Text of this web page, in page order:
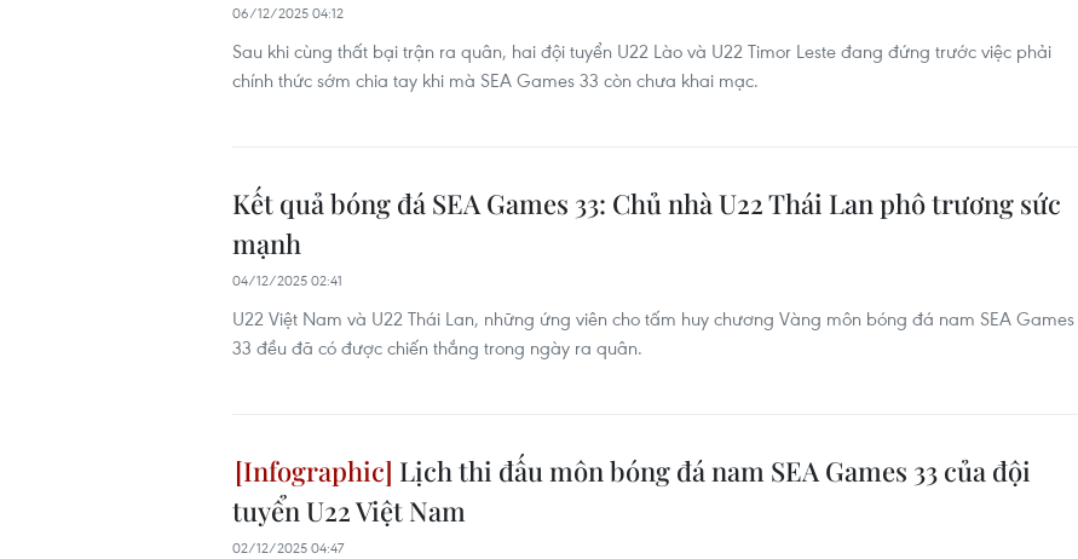
06/12/2025 04:12
Sau khi cùng thất bại trận ra quân, hai đội tuyển U22 Lào và U22 Timor Leste đang đứng trước việc phải
chính thức sớm chia tay khi mà SEA Games 33 còn chưa khai mạc.
Kết quả bóng đá SEA Games 33: Chủ nhà U22 Thái Lan phô trương sức
mạnh
04/12/2025 02:41
U22 Việt Nam và U22 Thái Lan, những ứng viên cho tấm huy chương Vàng môn bóng đá nam SEA Games
33 đều đã có được chiến thắng trong ngày ra quân.
Lịch thi đấu môn bóng đá nam SEA Games 33 của đội
tuyển U22 Việt Nam
02/12/2025 04:47